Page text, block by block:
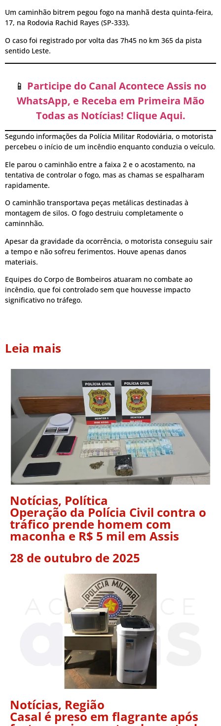
Um caminhão bitrem pegou fogo na manhã desta quinta-feira,
17, na Rodovia Rachid Rayes (SP-333).
O caso foi registrado por volta das 7h45 no km 365 da pista
sentido Leste.
📱 Participe do Canal Acontece Assis no
WhatsApp, e Receba em Primeira Mão
Todas as Notícias! Clique Aqui.
Segundo informações da Polícia Militar Rodoviária, o motorista
percebeu o início de um incêndio enquanto conduzia o veículo.
Ele parou o caminhão entre a faixa 2 e o acostamento, na
tentativa de controlar o fogo, mas as chamas se espalharam
rapidamente.
O caminhão transportava peças metálicas destinadas à
montagem de silos. O fogo destruiu completamente o
caminnhão.
Apesar da gravidade da ocorrência, o motorista conseguiu sair
a tempo e não sofreu ferimentos. Houve apenas danos
materiais.
Equipes do Corpo de Bombeiros atuaram no combate ao
incêndio, que foi controlado sem que houvesse impacto
significativo no tráfego.
Leia mais
Notícias, Política
Operação da Polícia Civil contra o
tráfico prende homem com
maconha e R$ 5 mil em Assis
28 de outubro de 2025
Notícias, Região
Casal é preso em flagrante após